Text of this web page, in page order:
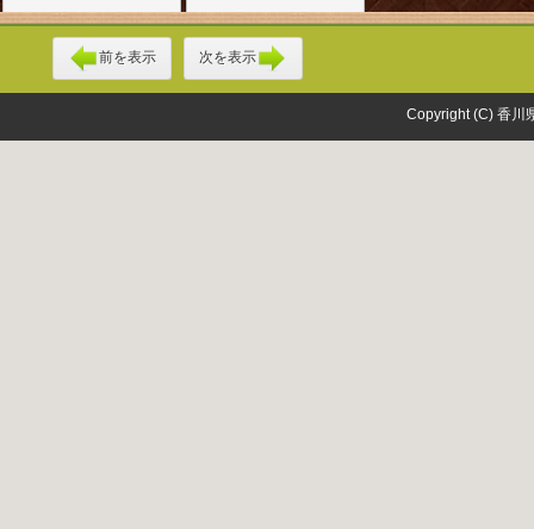
前を表示 次を表示
Copyright (C) 香川